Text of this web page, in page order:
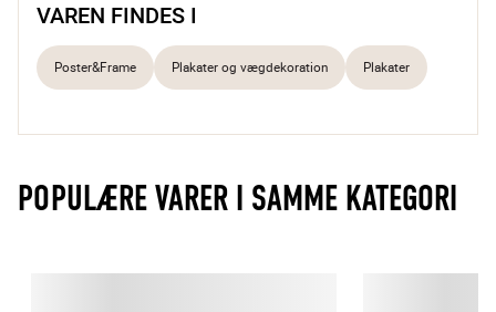
Wonderhagen er et nyskabende københavnsk plakatfirma, der
siden 2012 har skabt stilrene, moderne og humoristiske
VAREN FINDES I
Poster&Frame Plakater og vægdekoration Plakater
POPULÆRE VARER I SAMME KATEGORI